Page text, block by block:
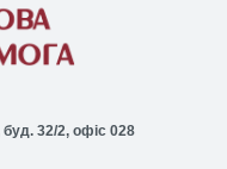
буд. 32/2, офіс 028